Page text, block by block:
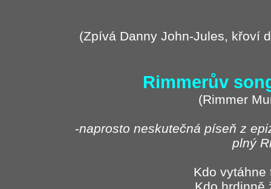
(Zpívá Danny John-Jules, křoví
Rimmerův
(Rimmer
-naprosto neskutečná píseň z
plný
Kdo vytáhne